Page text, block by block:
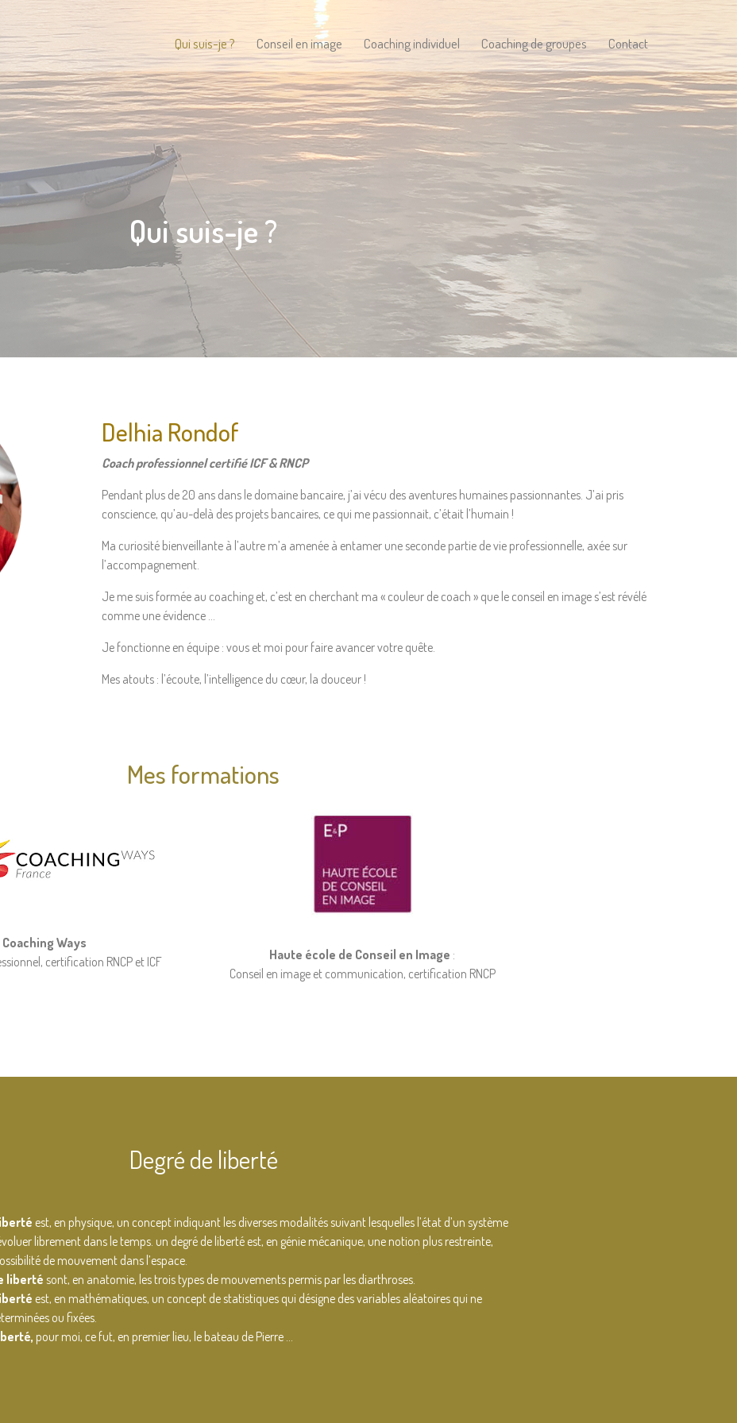
Qui suis-je ? Conseil en image Coaching individuel Coaching de groupes Contact
Qui suis-je ?
Delhia Rondof
Coach professionnel certifié ICF & RNCP
Pendant plus de 20 ans dans le domaine bancaire, j’ai vécu des aventures humaines passionnantes. J’ai pris
conscience, qu’au-delà des projets bancaires, ce qui me passionnait, c’était l’humain !
Ma curiosité bienveillante à l’autre m’a amenée à entamer une seconde partie de vie professionnelle, axée sur
l’accompagnement.
Je me suis formée au coaching et, c’est en cherchant ma « couleur de coach » que le conseil en image s’est révélé
comme une évidence …
Je fonctionne en équipe : vous et moi pour faire avancer votre quête.
Mes atouts : l’écoute, l’intelligence du cœur, la douceur !
Mes formations
CoachingWays
certification RNCP et ICF
Haute école de Conseil en Image :
Conseil en image et communication, certification RNCP
Degré de liberté
est, en physique, un concept indiquant les diverses modalités suivant lesquelles l’état d’un système
librement dans le temps. un degré de liberté est, en génie mécanique, une notion plus restreinte,
de mouvement dans l’espace.
liberté sont, en anatomie, les trois types de mouvements permis par les diarthroses.
est, en mathématiques, un concept de statistiques qui désigne des variables aléatoires qui ne
ou fixées.
pour moi, ce fut, en premier lieu, le bateau de Pierre …